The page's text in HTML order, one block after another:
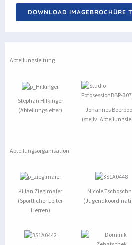
DOWNLOAD IMAGEBROCHÜRE
Abteilungsleitung
Stephan Hilkinger
(Abteilungsleiter)
Johannes
(stellv.
Abteilungsorganisation
Kilian Zieglmaier
(Sportlicher Leiter
Herren)
Nicole